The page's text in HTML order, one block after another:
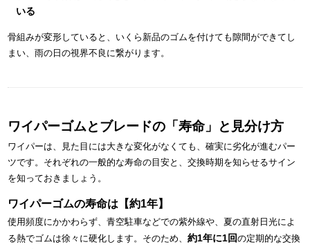
いる
骨組みが変形していると、いくら新品のゴムを付けても隙間ができてし
まい、雨の日の視界不良に繋がります。
ワイパーゴムとブレードの「寿命」と見分け方
ワイパーは、見た目には大きな変化がなくても、確実に劣化が進むパー
ツです。それぞれの一般的な寿命の目安と、交換時期を知らせるサイン
を知っておきましょう。
ワイパーゴムの寿命は【約1年】
使用頻度にかかわらず、青空駐車などでの紫外線や、夏の直射日光によ
る熱でゴムは徐々に硬化します。そのため、 約1年に1回の定期的な交換